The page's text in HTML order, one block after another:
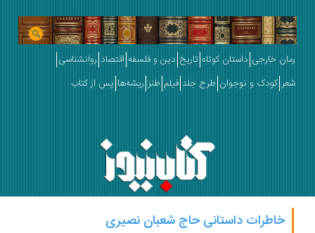
رمان خارجی داستان کوتاه تاریخ دین و فلسفه اقتصاد روانشناسی
شعر کودک و نوجوان طرح جلد فیلم طنز ریشه‌ها پس از کتاب
خاطرات داستانی حاج شعبان نصیری